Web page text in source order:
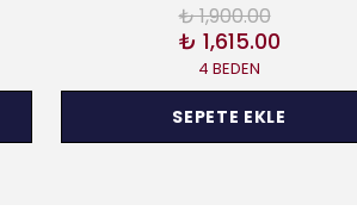
₺ 1,900.00
₺ 1,615.00
4 BEDEN
SEPETE EKLE